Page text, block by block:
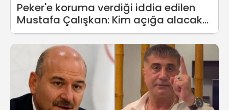
Peker'e koruma verdiği iddia edilen
Mustafa Çalışkan: Kim açığa alacak
görelim bakalım, merak ettim